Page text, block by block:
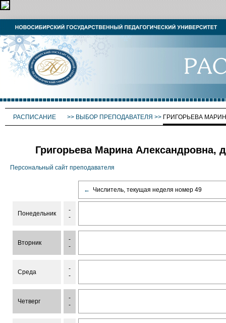
РАСПИСАНИЕ >> ВЫБОР ПРЕПОДАВАТЕЛЯ >> ГРИГОРЬЕВА
Григорьева Марина Александровна,
Персональный сайт преподавателя
← Числитель, текущая неделя номер 49
Понедельник
-
-
Вторник
-
-
Среда
-
-
Четверг
-
-